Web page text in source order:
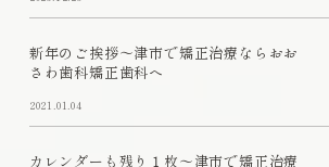
新年のご挨拶～津市で矯正治療ならおお
さわ歯科矯正歯科へ
2021.01.04
カレンダーも残り１枚～津市で矯正治療